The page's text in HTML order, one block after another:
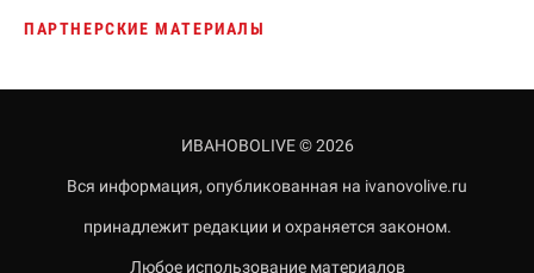
ПАРТНЕРСКИЕ МАТЕРИАЛЫ
ИВАНОВОLIVE © 2026
Вся информация, опубликованная на ivanovolive.ru
принадлежит редакции и охраняется законом.
Любое использование материалов